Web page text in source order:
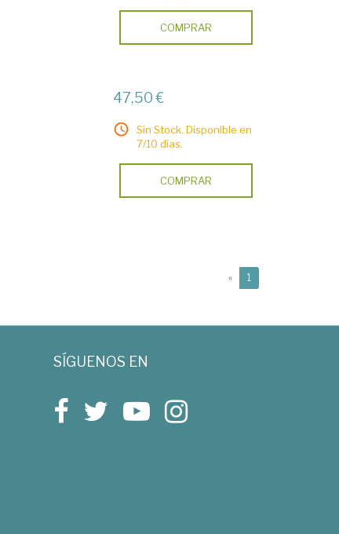
COMPRAR
47,50 €
Sin Stock. Disponible en
7/10 días.
COMPRAR
« 1
SÍGUENOS EN